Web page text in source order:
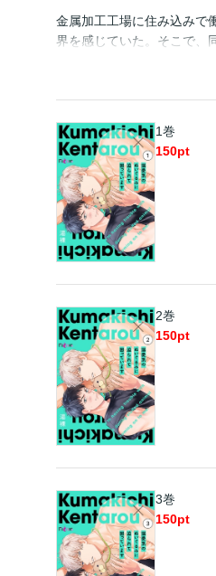
金属加工工場に住み込みで
界を感じていた。そこで、
なに甘くはなく、登録者
の相棒・ぬいぐるみのくま
と、自分しかいないはずの
子羊青年のステップアップ
1巻
150pt
2巻
150pt
3巻
150pt